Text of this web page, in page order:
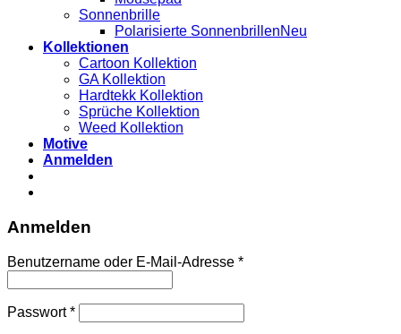
Sonnenbrille
Polarisierte Sonnenbrillen
Kollektionen
Cartoon Kollektion
GA Kollektion
Hardtekk Kollektion
Sprüche Kollektion
Weed Kollektion
Motive
Anmelden
Anmelden
Benutzername oder E-Mail-Adresse *
Passwort*